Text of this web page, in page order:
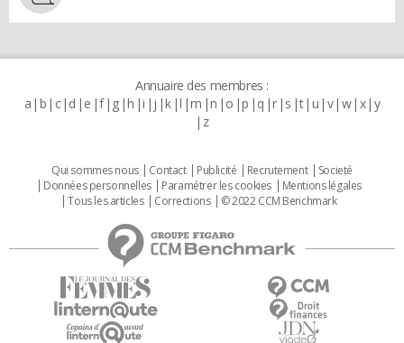
Annuaire des membres :
a b c d e f g h i j k l m n o p q r s t u v w x y
z
Qui sommes nous Contact Publicité Recrutement
Societé
Données personnelles
Paramétrer les cookies
Mentions légales
Tous les articles
Corrections © 2022 CCM Benchmark